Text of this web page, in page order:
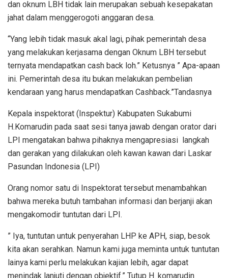
dan oknum LBH tidak lain merupakan sebuah kesepakatan
jahat dalam menggerogoti anggaran desa.
“Yang lebih tidak masuk akal lagi, pihak pemerintah desa
yang melakukan kerjasama dengan Oknum LBH tersebut
ternyata mendapatkan cash back loh.” Ketusnya ” Apa-apaan
ini. Pemerintah desa itu bukan melakukan pembelian
kendaraan yang harus mendapatkan Cashback.”Tandasnya
Kepala inspektorat (Inspektur) Kabupaten Sukabumi
H.Komarudin pada saat sesi tanya jawab dengan orator dari
LPI mengatakan bahwa pihaknya mengapresiasi langkah
dan gerakan yang dilakukan oleh kawan kawan dari Laskar
Pasundan Indonesia (LPI)
Orang nomor satu di Inspektorat tersebut menambahkan
bahwa mereka butuh tambahan informasi dan berjanji akan
mengakomodir tuntutan dari LPI.
” Iya, tuntutan untuk penyerahan LHP ke APH, siap, besok
kita akan serahkan. Namun kami juga meminta untuk tuntutan
lainya kami perlu melakukan kajian lebih, agar dapat
menindak lanjuti dengan objektif.” Tutup H. komarudin